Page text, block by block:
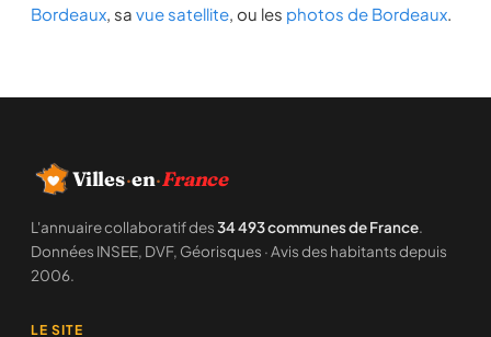
Bordeaux, sa vue satellite, ou les photos de Bordeaux.
Villes·en·France
L'annuaire collaboratif des34 493 communes de France.
Données INSEE, DVF, Géorisques · Avis des habitants depuis
2006.
LE SITE